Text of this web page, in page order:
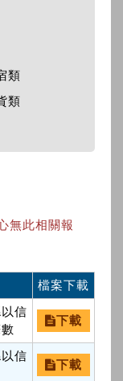
類
類
無此相關報
檔案下載
信
下載
信
下載